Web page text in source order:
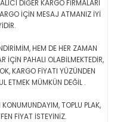
DİĞER KARGO FİRMALARI
İÇİN MESAJ ATMANIZ İYİ
HEM DE HER ZAMAN
İÇİN PAHALI OLABİLMEKTEDİR,
KARGO FİYATI YÜZÜNDEN
ETMEK MÜMKÜN DEĞİL .
TOPLU PLAK,
FİYAT İSTEYİNİZ.